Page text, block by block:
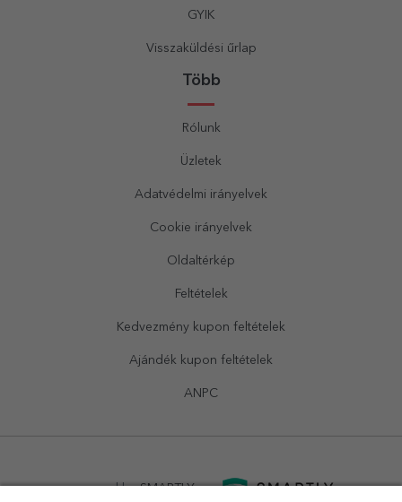
GYIK
Visszaküldési űrlap
Több
Rólunk
Üzletek
Adatvédelmi irányelvek
Cookie irányelvek
Oldaltérkép
Feltételek
Kedvezmény kupon feltételek
Ajándék kupon feltételek
ANPC
powered bySMARTLY.ro